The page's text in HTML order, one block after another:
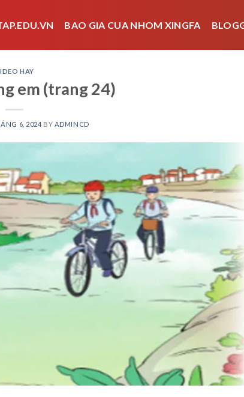
BAO GIA CUA NHOM XINGFA
HAY
em (trang 24)
6, 2024 BY ADMINCD